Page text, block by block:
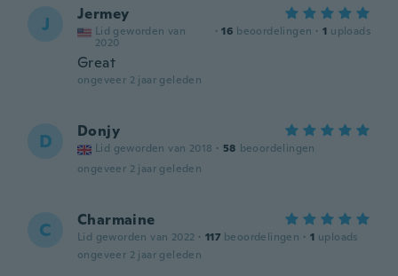
J Jermey
Lid geworden van
2020
· 16 beoordelingen · 1 uploads
Great
ongeveer 2 jaar geleden
D Donjy
Lid geworden van 2018 · 58 beoordelingen
ongeveer 2 jaar geleden
C Charmaine
Lid geworden van 2022 · 117 beoordelingen · 1 uploads
ongeveer 2 jaar geleden